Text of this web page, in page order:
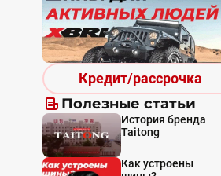
Кредит/рассрочка
Полезные статьи
История бренда
Taitong
Как устроены